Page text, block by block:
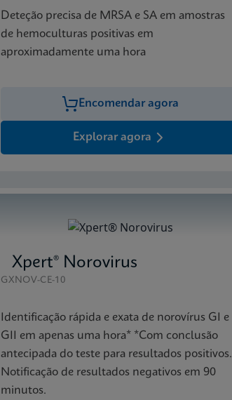
Deteção precisa de MRSA e SA em amostras
de hemoculturas positivas em
aproximadamente uma hora
Encomendar agora
Explorar agora
Xpert® Norovirus
GXNOV-CE-10
Identificação rápida e exata de norovírus GI e
GII em apenas uma hora* *Com conclusão
antecipada do teste para resultados positivos.
Notificação de resultados negativos em 90
minutos.